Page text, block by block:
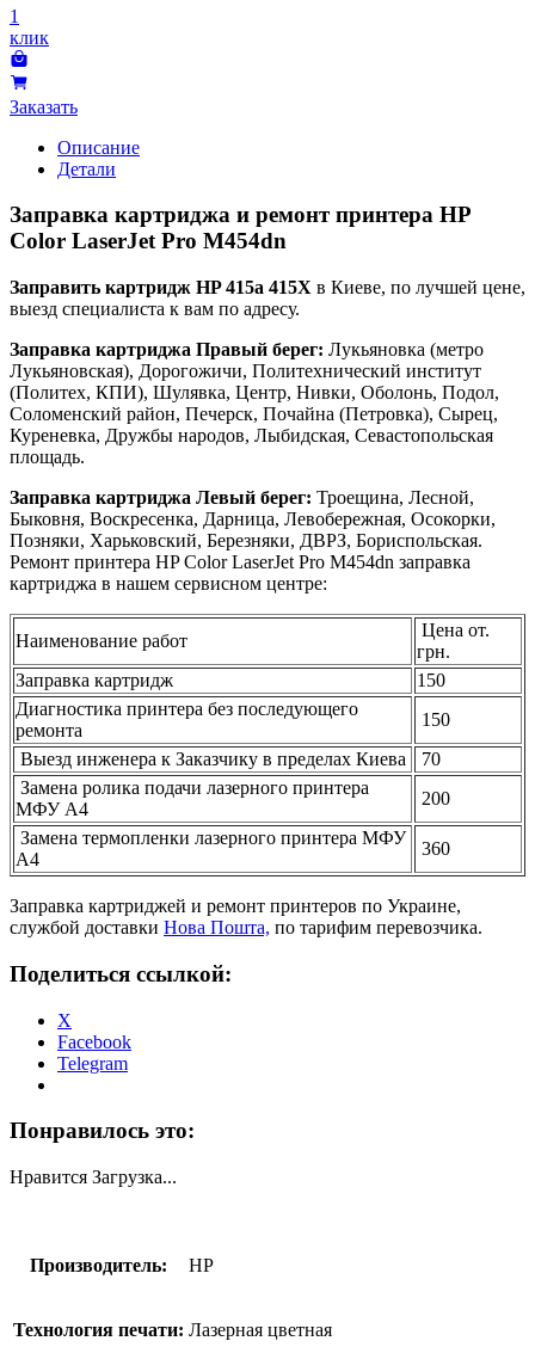
1
клик
Заказать
Описание
Детали
Заправка картриджа и ремонт принтера HP
Color LaserJet Pro M454dn
Заправить картридж HP 415a 415X в Киеве, по лучшей цене,
выезд специалиста к вам по адресу.
Заправка картриджа Правый берег: Лукьяновка (метро
Лукьяновская), Дорогожичи, Политехнический институт
(Политех, КПИ), Шулявка, Центр, Нивки, Оболонь, Подол,
Соломенский район, Печерск, Почайна (Петровка), Сырец,
Куреневка, Дружбы народов, Лыбидская, Севастопольская
площадь.
Заправка картриджа Левый берег: Троещина, Лесной,
Быковня, Воскресенка, Дарница, Левобережная, Осокорки,
Позняки, Харьковский, Березняки, ДВРЗ, Бориспольская.
Ремонт принтера HP Color LaserJet Pro M454dn заправка
картриджа в нашем сервисном центре:
Наименование работ
Цена от.
грн.
Заправка картридж
150
Диагностика принтера без последующего
ремонта
150
Выезд инженера к Заказчику в пределах Киева
70
Замена ролика подачи лазерного принтера
МФУ А4
200
Замена термопленки лазерного принтера МФУ
А4
360
Заправка картриджей и ремонт принтеров по Украине,
службой доставки Нова Пошта, по тарифим перевозчика.
Поделиться ссылкой:
X
Facebook
Telegram
Понравилось это:
Нравится Загрузка...
Производитель: HP
Технология печати: Лазерная цветная